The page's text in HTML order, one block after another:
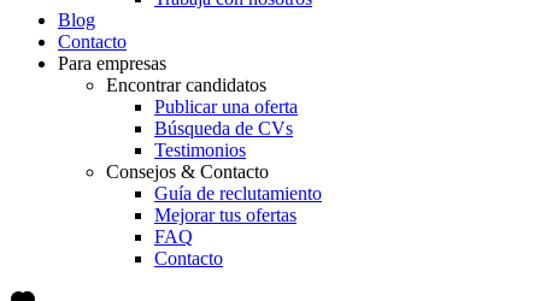
Blog
Contacto
Para empresas
Encontrar candidatos
Publicar una oferta
Búsqueda de CVs
Testimonios
Consejos & Contacto
Guía de reclutamiento
Mejorar tus ofertas
FAQ
Contacto